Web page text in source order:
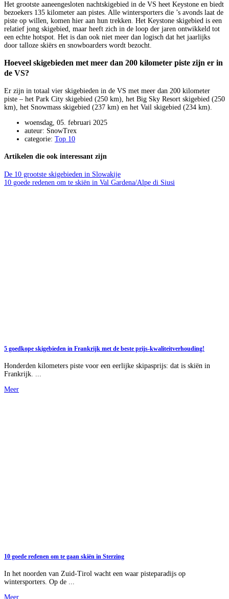
Het grootste aaneengesloten nachtskigebied in de VS heet Keystone en biedt
bezoekers 135 kilometer aan pistes. Alle wintersporters die ’s avonds laat de
piste op willen, komen hier aan hun trekken. Het Keystone skigebied is een
relatief jong skigebied, maar heeft zich in de loop der jaren ontwikkeld tot
een echte hotspot. Het is dan ook niet meer dan logisch dat het jaarlijks
door talloze skiërs en snowboarders wordt bezocht.
Hoeveel skigebieden met meer dan 200 kilometer piste zijn er in
de VS?
Er zijn in totaal vier skigebieden in de VS met meer dan 200 kilometer
piste – het Park City skigebied (250 km), het Big Sky Resort skigebied (250
km), het Snowmass skigebied (237 km) en het Vail skigebied (234 km).
woensdag, 05. februari 2025
auteur: SnowTrex
categorie: Top 10
Artikelen die ook interessant zijn
De 10 grootste skigebieden in Slowakije
10 goede redenen om te skiën in Val Gardena/Alpe di Siusi
5 goedkope skigebieden in Frankrijk met de beste prijs-kwaliteitverhouding!
Honderden kilometers piste voor een eerlijke skipasprijs: dat is skiën in
Frankrijk. ...
Meer
10 goede redenen om te gaan skiën in Sterzing
In het noorden van Zuid-Tirol wacht een waar pisteparadijs op
wintersporters. Op de ...
Meer